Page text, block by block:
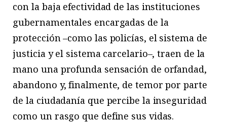
con la baja efectividad de las instituciones
gubernamentales encargadas de la
protección –como las policías, el sistema de
justicia y el sistema carcelario–, traen de la
mano una profunda sensación de orfandad,
abandono y, finalmente, de temor por parte
de la ciudadanía que percibe la inseguridad
como un rasgo que define sus vidas.